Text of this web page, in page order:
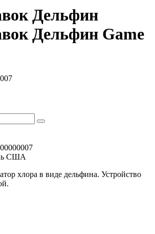
Дельфин
Дельфин Game
США
хлора в виде дельфина. Устройство